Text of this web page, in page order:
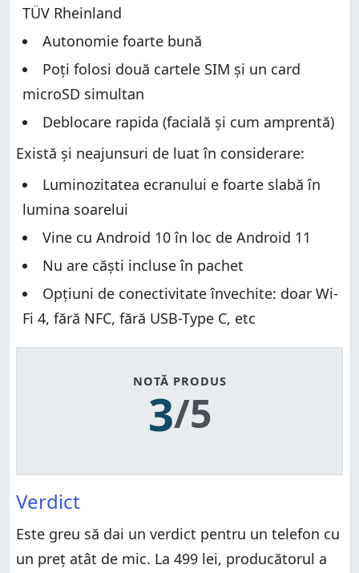
TÜV Rheinland
Autonomie foarte bună
Poți folosi două cartele SIM și un card
microSD simultan
Deblocare rapida (facială și cum amprentă)
Există și neajunsuri de luat în considerare:
Luminozitatea ecranului e foarte slabă în
lumina soarelui
Vine cu Android 10 în loc de Android 11
Nu are căști incluse în pachet
Opțiuni de conectivitate învechite: doar Wi-
Fi 4, fără NFC, fără USB-Type C, etc
NOTĂ PRODUS
3/5
Verdict
Este greu să dai un verdict pentru un telefon cu
un preț atât de mic. La 499 lei, producătorul a